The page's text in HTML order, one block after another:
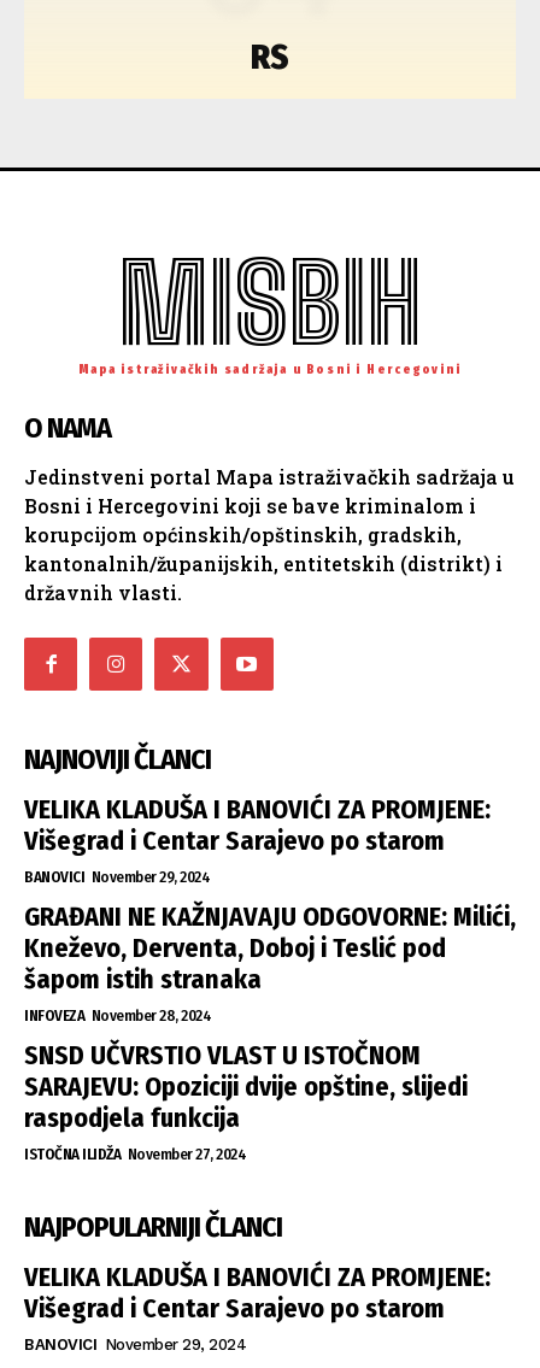
RS
MISBIH
Mapa istraživačkih sadržaja u Bosni i Hercegovini
O NAMA
Jedinstveni portal Mapa istraživačkih sadržaja u
Bosni i Hercegovini koji se bave kriminalom i
korupcijom općinskih/opštinskih, gradskih,
kantonalnih/županijskih, entitetskih (distrikt) i
državnih vlasti.
NAJNOVIJI ČLANCI
VELIKA KLADUŠA I BANOVIĆI ZA PROMJENE:
Višegrad i Centar Sarajevo po starom
BANOVICI November 29, 2024
GRAĐANI NE KAŽNJAVAJU ODGOVORNE: Milići,
Kneževo, Derventa, Doboj i Teslić pod
šapom istih stranaka
INFOVEZA November 28, 2024
SNSD UČVRSTIO VLAST U ISTOČNOM
SARAJEVU: Opoziciji dvije opštine, slijedi
raspodjela funkcija
ISTOČNA ILIDŽA November 27, 2024
NAJPOPULARNIJI ČLANCI
VELIKA KLADUŠA I BANOVIĆI ZA PROMJENE:
Višegrad i Centar Sarajevo po starom
BANOVICI November 29, 2024